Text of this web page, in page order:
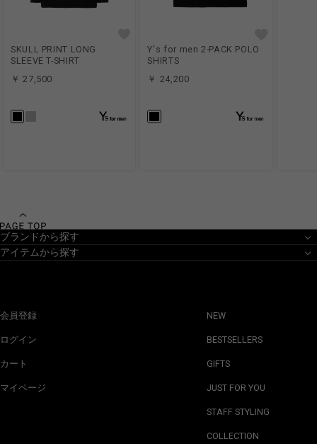
SKULL PRINT LONG
SLEEVE T-SHIRT
￥ 27,500
Y's for men 2-PACK POLO
SHIRTS
￥ 24,200
ブランドから探す
アイテムから探す
会員登録
ログイン
カート
マイページ
NEW
BESTSELLERS
GIFTS
JUST FOR YOU
STAFF STYLING
COLLECTION